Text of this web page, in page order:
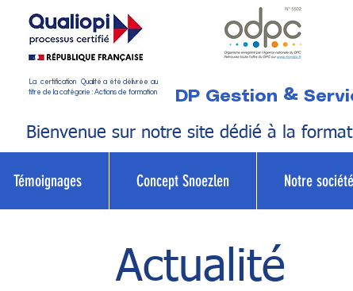
La certification Qualité a été délivrée au
titre de la catégorie : Actions de formation
DP Gestion &
Bienvenue sur notre site dédié à la
Témoignages Concept Snoezlen Notre société
Actualité